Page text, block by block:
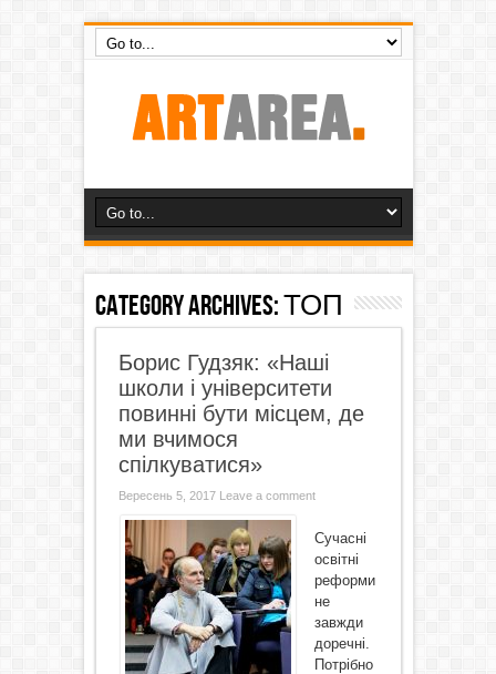
Category Archives:ТОП
Борис Гудзяк: «Наші
школи і університети
повинні бути місцем, де
ми вчимося
спілкуватися»
Вересень 5, 2017 Leave a comment
Сучасні
освітні
реформи
не
завжди
доречні.
Потрібно